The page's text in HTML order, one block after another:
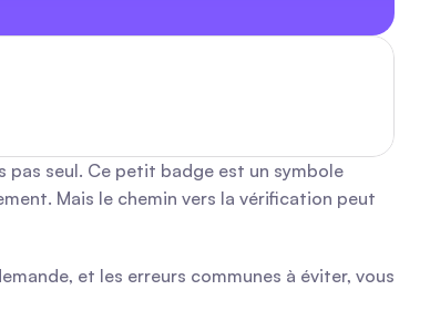
seul. Ce petit badge est un symbole
Mais le chemin vers la vérification peut
et les erreurs communes à éviter, vous